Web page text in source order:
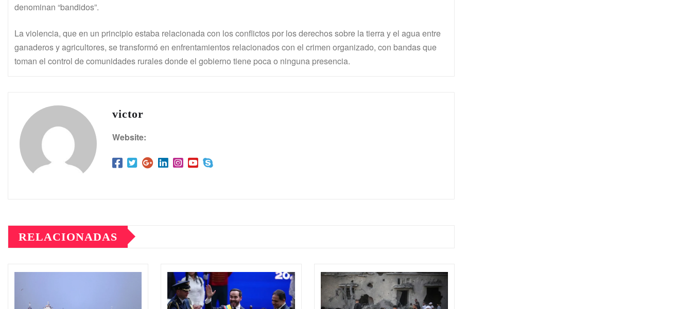
denominan “bandidos”.
La violencia, que en un principio estaba relacionada con los conflictos por los derechos sobre la tierra y el agua entre
ganaderos y agricultores, se transformó en enfrentamientos relacionados con el crimen organizado, con bandas que
toman el control de comunidades rurales donde el gobierno tiene poca o ninguna presencia.
victor
Website:
RELACIONADAS